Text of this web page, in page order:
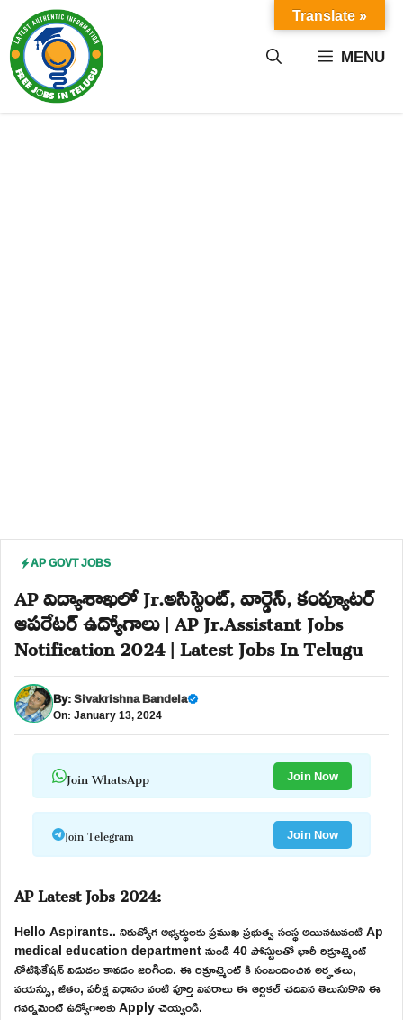
content MENU
AP GOVT JOBS
AP విద్యాశాఖలో Jr.అసిస్టెంట్, వార్డెన్, కంప్యూటర్
ఆపరేటర్ ఉద్యోగాలు | AP Jr.Assistant Jobs
Notification 2024 | Latest Jobs In Telugu
By:Sivakrishna Bandela
On: January 13, 2024
Join WhatsApp Join Now
Join Telegram Join Now
AP Latest Jobs 2024:
Hello Aspirants.. నిరుద్యోగ అభ్యర్థులకు ప్రముఖ ప్రభుత్వ సంస్థ అయినటువంటి Ap
medical education department నుండి 40 పోస్టులతో భారీ రిక్రూట్మెంట్
నోటిఫికేషన్ విడుదల కావడం జరిగింది. ఈ రిక్రూట్మెంట్ కి సంబందించిన అర్హతలు,
వయస్సు, జీతం, పరీక్ష విధానం వంటి పూర్తి వివరాలు ఈ ఆర్టికల్ చదివిన తెలుసుకొని ఈ
గవర్నమెంట్ ఉద్యోగాలకు Apply చెయ్యండి.
Translate »